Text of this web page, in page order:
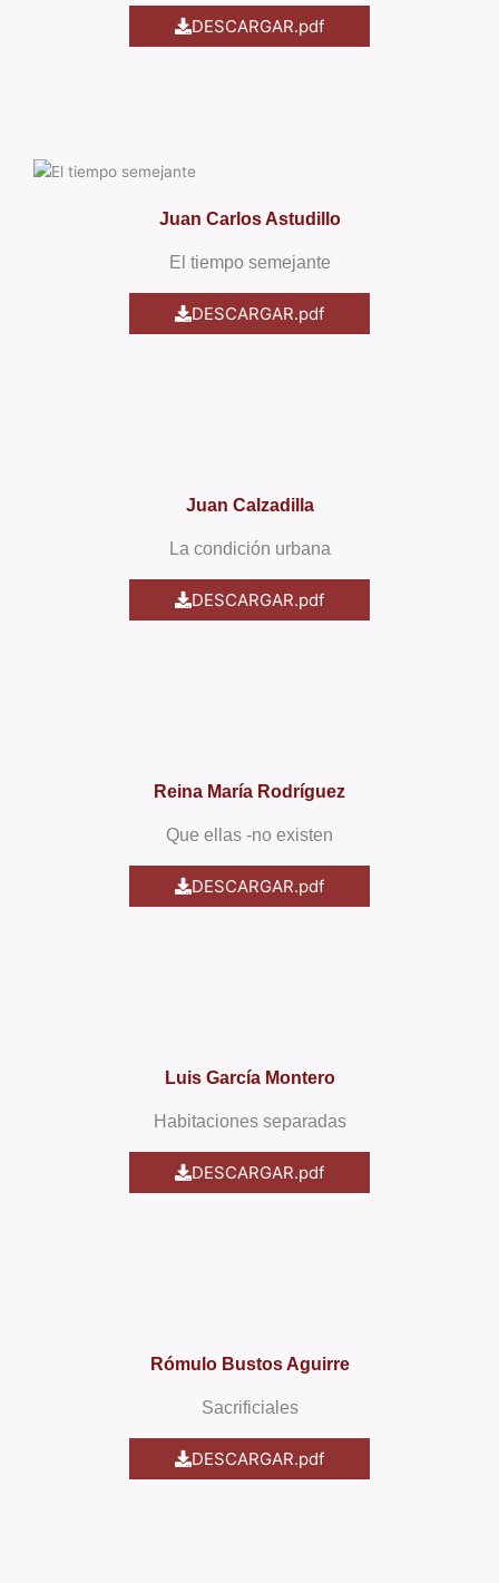
DESCARGAR.pdf
Juan Carlos Astudillo
El tiempo semejante
DESCARGAR.pdf
Juan Calzadilla
La condición urbana
DESCARGAR.pdf
Reina María Rodríguez
Que ellas -no existen
DESCARGAR.pdf
Luis García Montero
Habitaciones separadas
DESCARGAR.pdf
Rómulo Bustos Aguirre
Sacrificiales
DESCARGAR.pdf